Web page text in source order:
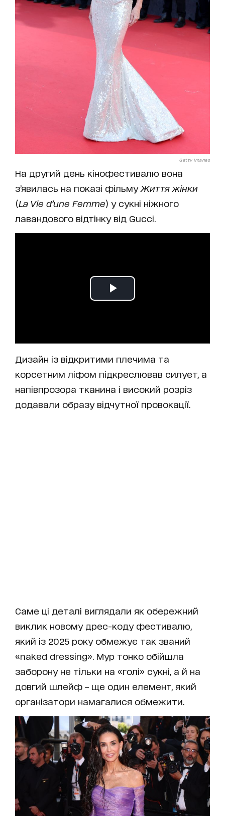
Getty Images
На другий день кінофестивалю вона
з’явилась на показі фільму Життя жінки
(La Vie d’une Femme) у сукні ніжного
лавандового відтінку від Gucci.
Дизайн із відкритими плечима та
корсетним ліфом підкреслював силует, а
напівпрозора тканина і високий розріз
додавали образу відчутної провокації.
Саме ці деталі виглядали як обережний
виклик новому дрес-коду фестивалю,
який із 2025 року обмежує так званий
«naked dressing». Мур тонко обійшла
заборону не тільки на «голі» сукні, а й на
довгий шлейф – ще один елемент, який
організатори намагалися обмежити.